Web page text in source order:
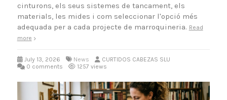
cinturons, els seus sistemes de tancament, els
materials, les mides i com seleccionar l'opció més
adequada per a cada projecte de marroquineria. Read
more
July 13, 2026 News
CURTIDOS CABEZAS SLU
0 comments
1257 views